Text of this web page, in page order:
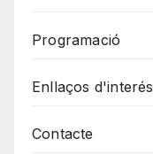
Programació
Enllaços d'interés
Contacte